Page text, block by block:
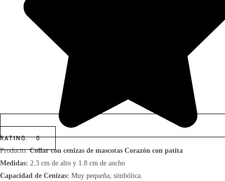
RATING: 0
Producto:Collar con cenizas de mascotas Corazón con patita
Medidas: 2.3 cm de alto y 1.8 cm de ancho
Capacidad de Cenizas: Muy pequeña, simbólica.